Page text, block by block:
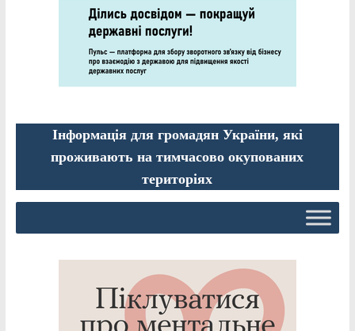
Інформація для громадян України, які
проживають на тимчасово окупованих
територіях